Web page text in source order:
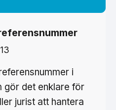
i
gör det enklare för
jurist att hantera